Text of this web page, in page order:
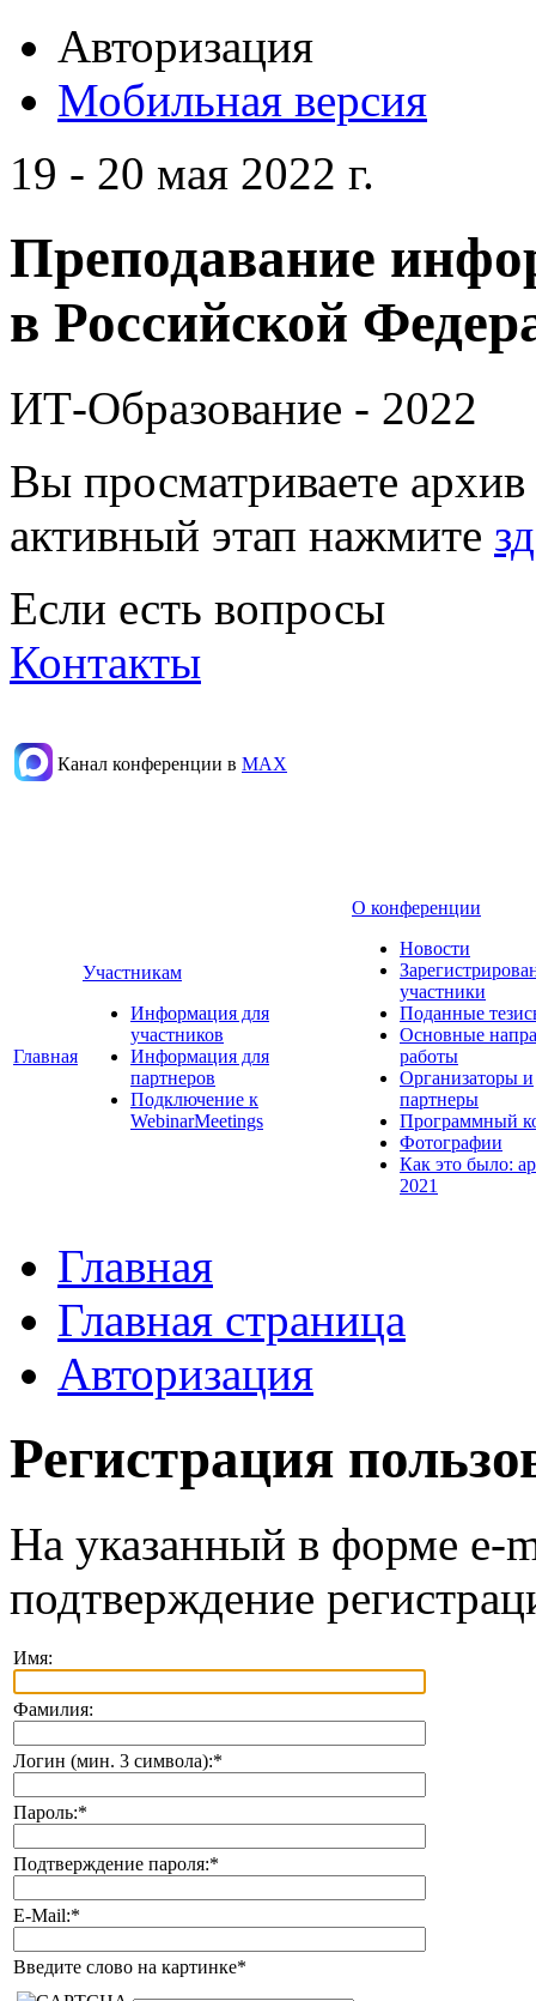
Авторизация
Мобильная версия
19 - 20 мая 2022 г.
Преподавание
в Российской
ИТ-Образование - 2022
Вы просматриваете
активный этап нажмите
Если есть вопросы
Контакты
Канал конференции в МАХ
Главная
Участникам
Информация для
участников
Информация для
партнеров
Подключение к
WebinarMeetings
О конференции
Новости
участники
Поданные
Основные
работы
Организаторы и
партнеры
Программный
Фотографии
Как это было:
2021
Главная
Главная страница
Авторизация
Регистрация
На указанный в форме e-
подтверждение
Имя:
Фамилия:
Логин (мин. 3 символа):*
Пароль:*
Подтверждение пароля:*
E-Mail:*
Введите слово на картинке*